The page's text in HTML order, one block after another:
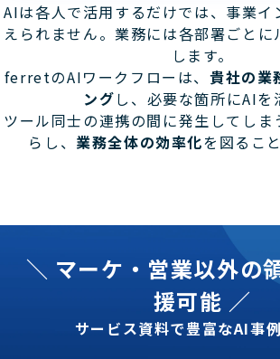
AIは各人で活用するだけでは、事業イ
えられません。業務には各部署ごとに
します。
ferretのAIワークフローは、 貴社の業
ングし、必要な箇所にAIを
ツール同士の連携の間に発生してしま
らし、 業務全体の効率化を図るこ
＼ マーケ・営業以外の
援可能 ／
サービス資料で豊富なAI事